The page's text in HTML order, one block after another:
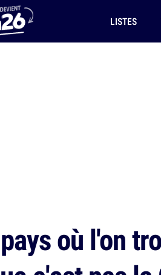
LISTES
où l'on